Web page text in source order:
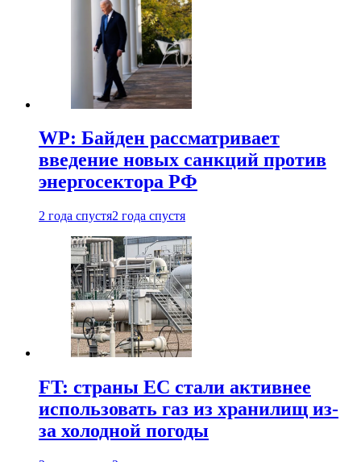
WP: Байден рассматривает
введение новых санкций против
энергосектора РФ
2 года спустя2 года спустя
FT: страны ЕС стали активнее
использовать газ из хранилищ из-
за холодной погоды